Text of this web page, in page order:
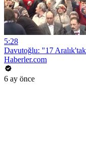
5:28
Davutoğlu: "17
Haberler.com
6 ay önce